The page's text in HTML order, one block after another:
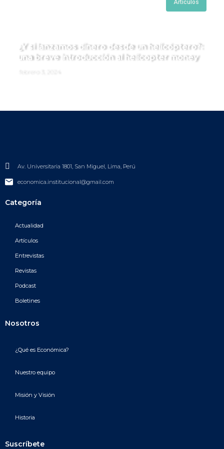
Artículos
¿Y si lanzamos dinero desde un helicóptero?:
una breve introducción al helicopter money
febrero 3, 2024
Av. Universitaria 1801, San Miguel, Lima, Perú
economica.institucional@gmail.com
Categoría
Actualidad
Artículos
Entrevistas
Revistas
Podcast
Boletines
Nosotros
¿Qué es Económica?
Nuestro equipo
Misión y Visión
Historia
Suscríbete